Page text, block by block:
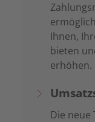
Ihnen,
bieten
erhöhen.
Die